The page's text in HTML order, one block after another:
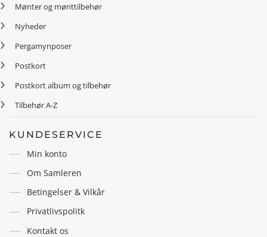
Mønter og mønttilbehør
Nyheder
Pergamynposer
Postkort
Postkort album og tilbehør
Tilbehør A-Z
KUNDESERVICE
Min konto
Om Samleren
Betingelser & Vilkår
Privatlivspolitk
Kontakt os